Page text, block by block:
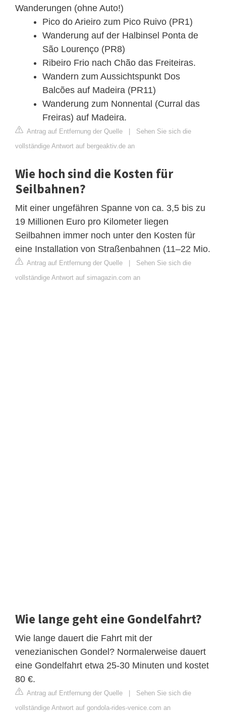
Wanderungen (ohne Auto!)
Pico do Arieiro zum Pico Ruivo (PR1)
Wanderung auf der Halbinsel Ponta de
São Lourenço (PR8)
Ribeiro Frio nach Chão das Freiteiras.
Wandern zum Aussichtspunkt Dos
Balcões auf Madeira (PR11)
Wanderung zum Nonnental (Curral das
Freiras) auf Madeira.
Antrag auf Entfernung der Quelle | Sehen Sie sich die
vollständige Antwort auf bergeaktiv.de an
Wie hoch sind die Kosten für
Seilbahnen?
Mit einer ungefähren Spanne von ca. 3,5 bis zu
19 Millionen Euro pro Kilometer liegen
Seilbahnen immer noch unter den Kosten für
eine Installation von Straßenbahnen (11–22 Mio.
Antrag auf Entfernung der Quelle | Sehen Sie sich die
vollständige Antwort auf simagazin.com an
Wie lange geht eine Gondelfahrt?
Wie lange dauert die Fahrt mit der
venezianischen Gondel? Normalerweise dauert
eine Gondelfahrt etwa 25-30 Minuten und kostet
80 €.
Antrag auf Entfernung der Quelle | Sehen Sie sich die
vollständige Antwort auf gondola-rides-venice.com an